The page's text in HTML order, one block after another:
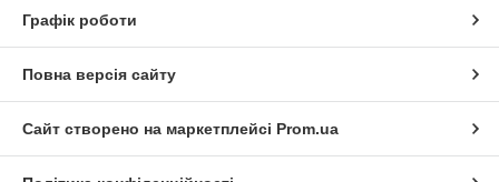
Графік роботи
Повна версія сайту
Сайт створено на маркетплейсі Prom.ua